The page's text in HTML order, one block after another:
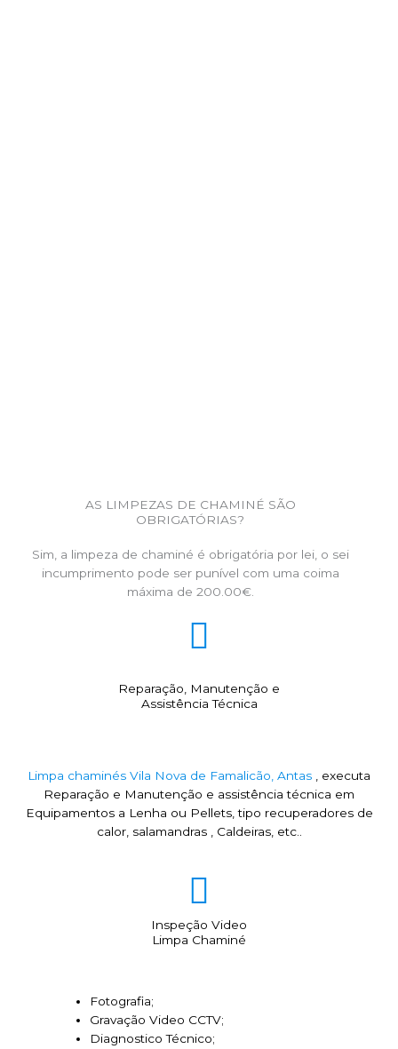
AS LIMPEZAS DE CHAMINÉ SÃO
OBRIGATÓRIAS?
Sim, a limpeza de chaminé é obrigatória por lei, o sei
incumprimento pode ser punível com uma coima
máxima de 200.00€.
Reparação, Manutenção e
Assistência Técnica
Limpa chaminés Vila Nova de Famalicão, Antas , executa
Reparação e Manutenção e assistência técnica em
Equipamentos a Lenha ou Pellets, tipo recuperadores de
calor, salamandras , Caldeiras, etc..
Inspeção Video
Limpa Chaminé
Fotografia;
Gravação Video CCTV;
Diagnostico Técnico;